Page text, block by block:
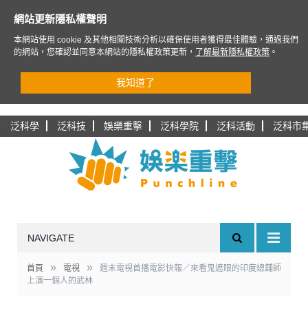
泛科學 泛科技 娛樂重擊 泛科學院 泛科活動 泛科市
NAVIGATE
首頁 » 電視 »
週末電視首播電影快報／來看鬼遮眼的印度總舖師
上演一個人的武林
網站更新隱私權聲明
本網站使用 cookie 及其他相關技術分析以確保使用者獲得最佳體驗，通過我們
的網站，您確認並同意本網站的隱私權政策更新，
了解最新隱私權政策 。
我知道了